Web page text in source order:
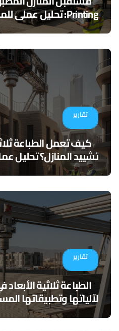
Printing: تحليل عملي للمزايا والتحديات
تقارير
كيف تعمل الطباعة
تشييد المنازل؟ تحليل
مستقبلية
تقارير
الطباعة ثلاثية
لآلياتها وتطبيقاتها